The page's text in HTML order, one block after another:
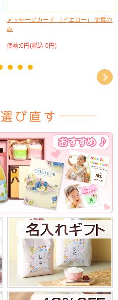
メッセージカード （イエロー） 文章の
み
価格:0円(税込 0円)